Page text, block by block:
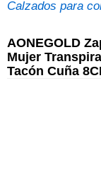
Calzados para
AONEGOLD
Mujer
Tacón Cuña